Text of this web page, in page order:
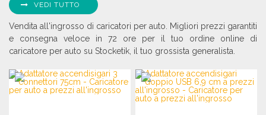
VEDI TUTTO
Vendita all'ingrosso di caricatori per auto. Migliori prezzi garantiti
e consegna veloce in 72 ore per il tuo ordine online di
caricatore per auto su Stocketik, il tuo grossista generalista.